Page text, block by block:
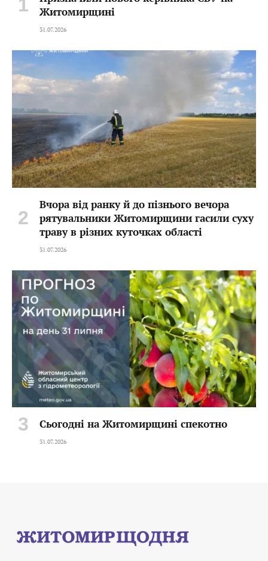
Житомирщині
31.07.2026
Вчора від ранку й до пізнього вечора
рятувальники Житомирщини гасили суху
траву в різних куточках області
31.07.2026
Сьогодні на Житомирщині спекотно
31.07.2026